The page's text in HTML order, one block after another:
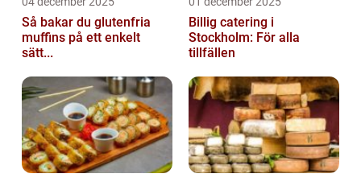
Så bakar du glutenfria
muffins på ett enkelt
sätt...
Billig catering i
Stockholm: För alla
tillfällen